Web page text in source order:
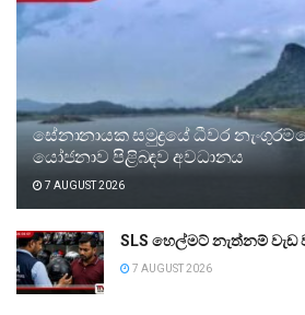
සේනානායක සමුද්‍රයේ ධීවර
යෝජනාව පිළිබඳව අවධානය
7 AUGUST 2026
SLS හෙල්මට් නැත්නම් වැඩ
7 AUGUST 2026